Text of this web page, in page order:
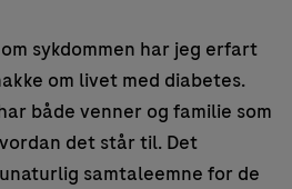
sykdommen har jeg erfart
om livet med diabetes.
både venner og familie som
det står til. Det
samtaleemne for de